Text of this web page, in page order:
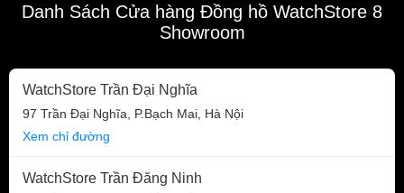
Danh Sách Cửa hàng Đồng hồ WatchStore 8
Showroom
WatchStore Trần Đại Nghĩa
97 Trần Đại Nghĩa, P.Bạch Mai, Hà Nội
Xem chỉ đường
WatchStore Trần Đăng Ninh